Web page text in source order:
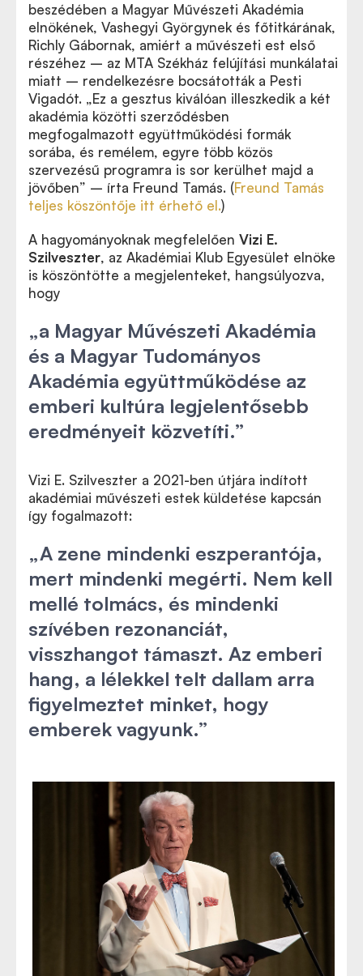
beszédében a Magyar Művészeti Akadémia
elnökének, Vashegyi Györgynek és főtitkárának,
Richly Gábornak, amiért a művészeti est első
részéhez – az MTA Székház felújítási munkálatai
miatt – rendelkezésre bocsátották a Pesti
Vigadót. „Ez a gesztus kiválóan illeszkedik a két
akadémia közötti szerződésben
megfogalmazott együttműködési formák
sorába, és remélem, egyre több közös
szervezésű programra is sor kerülhet majd a
jövőben” – írta Freund Tamás. (Freund Tamás
teljes köszöntője itt érhető el.)
A hagyományoknak megfelelően Vizi E.
Szilveszter, az Akadémiai Klub Egyesület elnöke
is köszöntötte a megjelenteket, hangsúlyozva,
hogy
„a Magyar Művészeti Akadémia
és a Magyar Tudományos
Akadémia együttműködése az
emberi kultúra legjelentősebb
eredményeit közvetíti.”
Vizi E. Szilveszter a 2021-ben útjára indított
akadémiai művészeti estek küldetése kapcsán
így fogalmazott:
„A zene mindenki eszperantója,
mert mindenki megérti. Nem kell
mellé tolmács, és mindenki
szívében rezonanciát,
visszhangot támaszt. Az emberi
hang, a lélekkel telt dallam arra
figyelmeztet minket, hogy
emberek vagyunk.”